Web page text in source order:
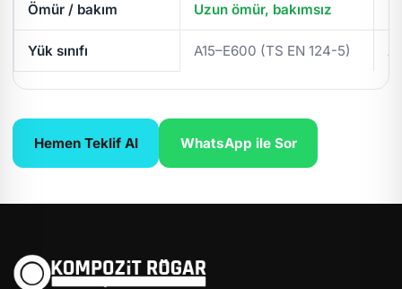
Ömür / bakım Uzun ömür, bakımsız
Yük sınıfı A15–E600 (TS EN 124-5)
Hemen Teklif Al WhatsApp ile Sor